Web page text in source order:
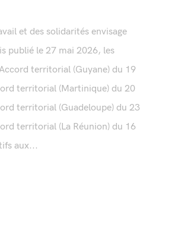
et des solidarités envisage
publié le 27 mai 2026, les
territorial (Guyane) du 19
territorial (Martinique) du 20
territorial (Guadeloupe) du 23
territorial (La Réunion) du 16
aux...